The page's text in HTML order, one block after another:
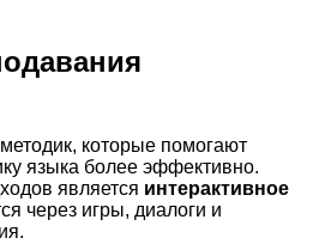
которые помогают
языка более эффективно.
является интерактивное
через игры, диалоги и